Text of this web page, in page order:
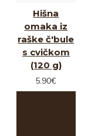
Hišna
omaka iz
raške č'bule
s cvičkom
(120 g)
5.90€